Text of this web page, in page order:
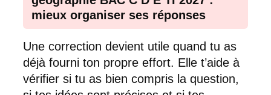
mieux organiser ses réponses
Une correction devient utile quand tu as
déjà fourni ton propre effort. Elle t’aide à
vérifier si tu as bien compris la question,